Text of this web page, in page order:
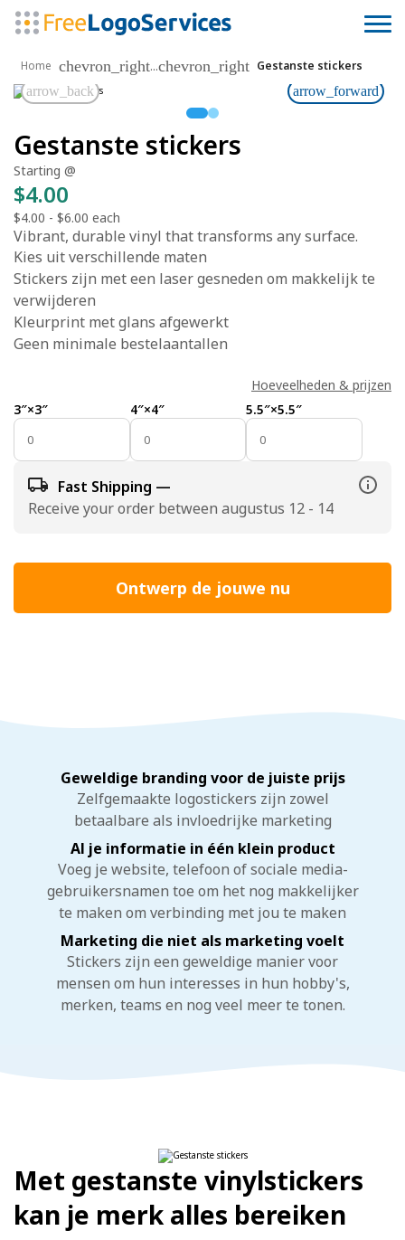
Home chevron_right...chevron_right Gestanste stickers
arrow_back
arrow_forward
Gestanste stickers
Starting @
$4.00
$4.00 - $6.00 each
Vibrant, durable vinyl that transforms any surface.
Kies uit verschillende maten
Stickers zijn met een laser gesneden om makkelijk te
verwijderen
Kleurprint met glans afgewerkt
Geen minimale bestelaantallen
Hoeveelheden & prijzen
3″×3″
4″×4″ 5.5″×5.5″
Fast Shipping —
Receive your order between augustus 12 - 14
Ontwerp de jouwe nu
Geweldige branding voor de juiste prijs
Zelfgemaakte logostickers zijn zowel
betaalbare als invloedrijke marketing
Al je informatie in één klein product
Voeg je website, telefoon of sociale media-
gebruikersnamen toe om het nog makkelijker
te maken om verbinding met jou te maken
Marketing die niet als marketing voelt
Stickers zijn een geweldige manier voor
mensen om hun interesses in hun hobby's,
merken, teams en nog veel meer te tonen.
Met gestanste vinylstickers
kan je merk alles bereiken